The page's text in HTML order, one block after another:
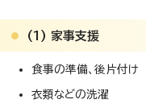
(1) 家事支援
食事の準備、後片付け
衣類などの洗濯